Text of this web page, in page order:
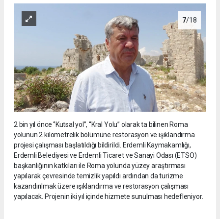
7/18
2 bin yıl önce ‘’Kutsal yol’’, “Kral Yolu” olarak ta bilinen Roma
yolunun 2 kilometrelik bölümüne restorasyon ve ışıklandırma
projesi çalışması başlatıldığı bildirildi. Erdemli Kaymakamlığı,
Erdemli Belediyesi ve Erdemli Ticaret ve Sanayi Odası (ETSO)
başkanlığının katkıları ile Roma yolunda yüzey araştırması
yapılarak çevresinde temizlik yapıldı ardından da turizme
kazandırılmak üzere ışıklandırma ve restorasyon çalışması
yapılacak. Projenin iki yıl içinde hizmete sunulması hedefleniyor.